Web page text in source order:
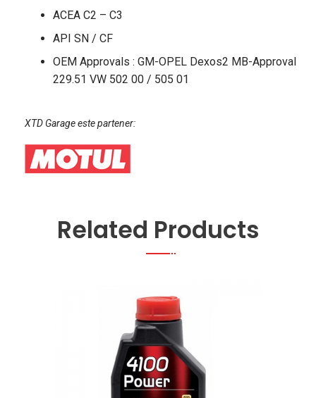
ACEA C2 – C3
API SN / CF
OEM Approvals : GM-OPEL Dexos2 MB-Approval
229.51 VW 502 00 / 505 01
XTD Garage este partener:
Related Products